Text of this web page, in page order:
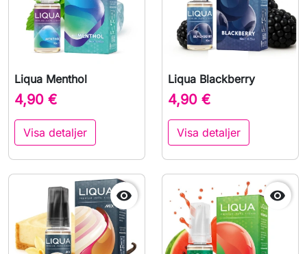
Liqua Menthol
4,90 €
Visa detaljer
Liqua Blackberry
4,90 €
Visa detaljer
 